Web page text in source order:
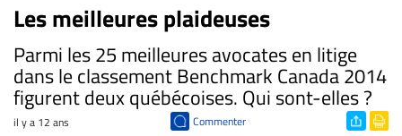
Les meilleures plaideuses
Parmi les 25 meilleures avocates en litige
dans le classement Benchmark Canada 2014
figurent deux québécoises. Qui sont-elles ?
il y a 12 ans Commenter